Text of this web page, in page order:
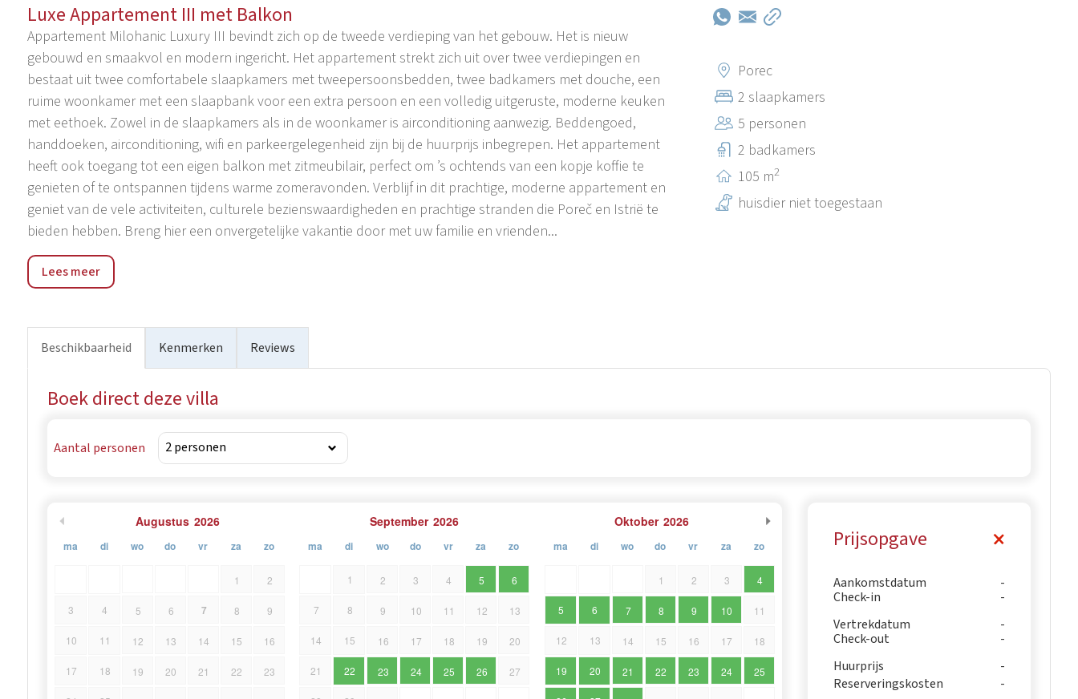
Luxe Appartement III met Balkon
Appartement Milohanic Luxury III bevindt zich op de tweede verdieping van het gebouw. Het is nieuw
gebouwd en smaakvol en modern ingericht. Het appartement strekt zich uit over twee verdiepingen en
bestaat uit twee comfortabele slaapkamers met tweepersoonsbedden, twee badkamers met douche, een
ruime woonkamer met een slaapbank voor een extra persoon en een volledig uitgeruste, moderne keuken
met eethoek. Zowel in de slaapkamers als in de woonkamer is airconditioning aanwezig. Beddengoed,
handdoeken, airconditioning, wifi en parkeergelegenheid zijn bij de huurprijs inbegrepen. Het appartement
heeft ook toegang tot een eigen balkon met zitmeubilair, perfect om ’s ochtends van een kopje koffie te
genieten of te ontspannen tijdens warme zomeravonden. Verblijf in dit prachtige, moderne appartement en
geniet van de vele activiteiten, culturele bezienswaardigheden en prachtige stranden die Poreč en Istrië te
bieden hebben. Breng hier een onvergetelijke vakantie door met uw familie en vrienden...
Naast het toeristische en culturele aanbod heeft Poreč ook een eigen sport- en uitgaansscène. De
zomerterrassen van alle hotels, restaurants, nachtclubs, discotheken, bars en casino’s maken de hete
bezoeker verrijken. Poreč is ook een geliefde locatie voor zowel topsporters als recreatieve sporters om zich
Lees meer
Porec
2 slaapkamers
5 personen
2 badkamers
105 m2
huisdier niet toegestaan
Beschikbaarheid Kenmerken Reviews
Boek direct deze villa
Aantal personen
Augustus 2026
ma di wo do vr za zo
1 2
3 4 5 6 7 8 9
10 11 12 13 14 15 16
17 18 19 20 21 22 23
September 2026
ma di wo do vr za zo
1 2 3 4 5 6
7 8 9 10 11 12 13
14 15 16 17 18 19 20
21 22 23 24 25 26 27
Oktober 2026
ma di wo do vr za zo
1 2 3 4
5 6 7 8 9 10 11
12 13 14 15 16 17 18
19 20 21 22 23 24 25
Prijsopgave
Aankomstdatum
Check-in
Vertrekdatum
Check-out
Huurprijs
Reserveringskosten